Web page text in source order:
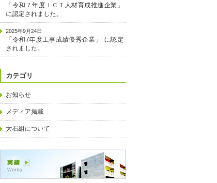
「令和７年度ＩＣＴ人材育成推進企業」
に認定されました。
2025年9月24日
「令和7年度工事成績優秀企業」 に認定
されました。
カテゴリ
お知らせ
メディア掲載
大石組について